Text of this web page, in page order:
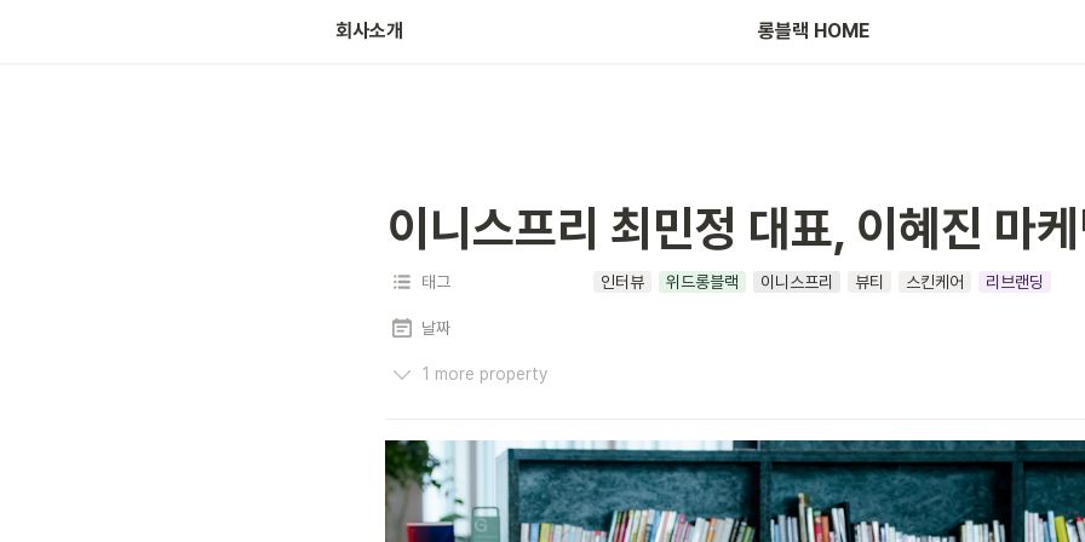
회사소개 롱블랙 HOME
이니스프리 최민정 대표, 이혜진 마
태그 인터뷰 위드롱블랙 이니스프리 뷰티 스킨케어 리브랜딩
날짜
1 more property